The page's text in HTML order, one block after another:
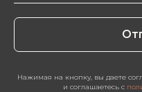
Нажимая на кнопку, вы даете
и соглашаетесь c